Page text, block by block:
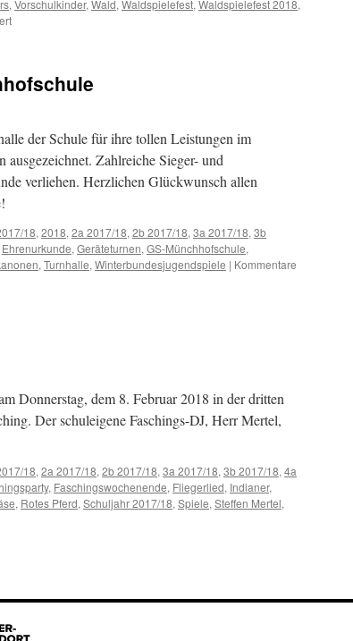
, Vorschulkinder, Wald, Waldspielefest, Waldspielefest 2018,
für
Münchhofschule
der Schule für ihre tollen Leistungen im
Zahlreiche Sieger- und
verliehen. Herzlichen Glückwunsch allen
18, 2018, 2a 2017/18, 2b 2017/18, 3a 2017/18, 3b
Ehrenurkunde, Geräteturnen, GS-Münchhofschule,
, Turnhalle, Winterbundesjugendspiele | Kommentare
Donnerstag, dem 8. Februar 2018 in der dritten
Der schuleigene Faschings-DJ, Herr Mertel,
18, 2a 2017/18, 2b 2017/18, 3a 2017/18, 3b 2017/18, 4a
, Faschingswochenende, Fliegerlied, Indianer,
, Rotes Pferd, Schuljahr 2017/18, Spiele, Steffen Mertel,